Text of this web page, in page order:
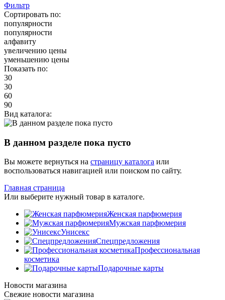
Фильтр
Сортировать по:
популярности
популярности
алфавиту
увеличению цены
уменьшению цены
Показать по:
30
30
60
90
Вид каталога:
В данном разделе пока пусто
Вы можете вернуться на страницу каталога или
воспользоваться навигацией или поиском по сайту.
Главная страница
Или выберите нужный товар в каталоге.
Женская парфюмерия
Мужская парфюмерия
Унисекс
Спецпредложения
Профессиональная
косметика
Подарочные карты
Новости магазина
Свежие новости магазина